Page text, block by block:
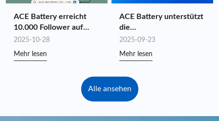
ACE Battery erreicht
10.000 Follower auf
LinkedIn!
2025-10-28
Mehr lesen
ACE Battery unterstützt
die
Wohltätigkeitswanderu
Ignite the National
2025-09-23
Mehr lesen
Alle ansehen